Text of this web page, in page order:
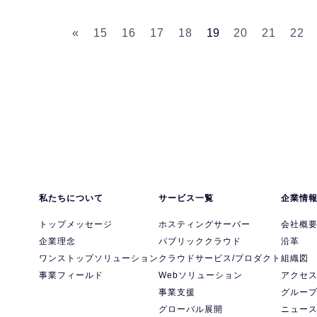
« 15 16 17 18 19 20 21 22
私たちについて
トップメッセージ
企業理念
ワンストップソリューション
事業フィールド
サービス一覧
ホスティングサーバー
パブリッククラウド
クラウドサービス/プロダクト
Webソリューション
事業支援
グローバル展開
企業情報
会社概要
沿革
組織図
アクセス
グルー
ニュース